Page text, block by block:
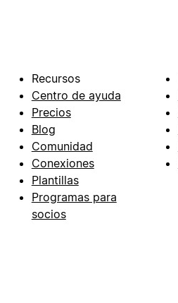
Recursos
Centro de ayuda
Precios
Blog
Comunidad
Conexiones
Plantillas
Programas para
socios